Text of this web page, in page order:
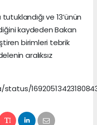
ve 13’ünün
kaydeden Bakan
birimleri tebrik
aralıksız